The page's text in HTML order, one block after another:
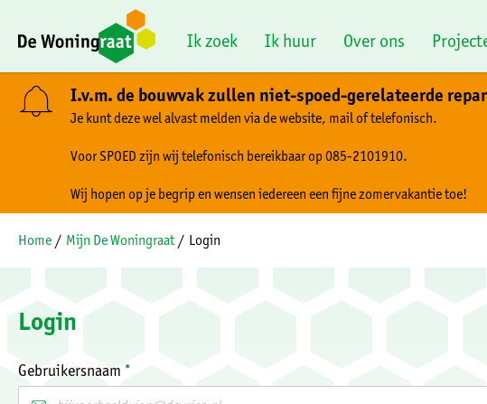
Ik zoek Ik huur Over ons
I.v.m. de bouwvak zullen niet-spoed-gerelateerde
Je kunt deze wel alvast melden via de website, mail of telefonisch.
Voor SPOED zijn wij telefonisch bereikbaar op 085-2101910.
Wij hopen op je begrip en wensen iedereen een fijne zomervakantie toe!
Home Mijn De Woningraat Login
Login
Gebruikersnaam *